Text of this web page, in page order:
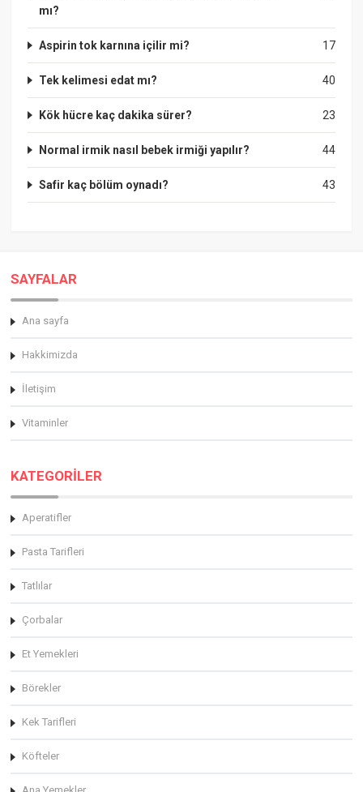
mı?
17
Aspirin tok karnına içilir mi?
40
Tek kelimesi edat mı?
23
Kök hücre kaç dakika sürer?
44
Normal irmik nasıl bebek irmiği yapılır?
43
Safir kaç bölüm oynadı?
SAYFALAR
Ana sayfa
Hakkimizda
İletişim
Vitaminler
KATEGORİLER
Aperatifler
Pasta Tarifleri
Tatlılar
Çorbalar
Et Yemekleri
Börekler
Kek Tarifleri
Köfteler